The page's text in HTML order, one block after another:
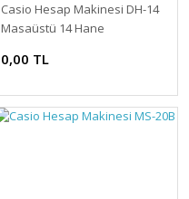
Casio Hesap Makinesi DH-14
Masaüstü 14 Hane
0,00 TL